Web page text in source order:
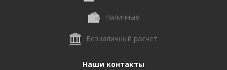
Наличные
Безналичный расчет
Наши контакты